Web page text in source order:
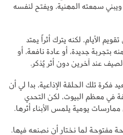
سمعته المهنية، ويفتح لنفسه
الأيام، لكنه يترك أثراً يمتد
جديدة، أو عادة نافعة، أو
عند آخرين دون أثر يُذكر.
فكرة تلك الحلقة الإذاعية، بدا لي أن
في معظم البيوت، لكن التحدي
ممارسات يومية يلمس الأبناء أثرها.
مفتوحة لما نختار أن نصنعه فيها.